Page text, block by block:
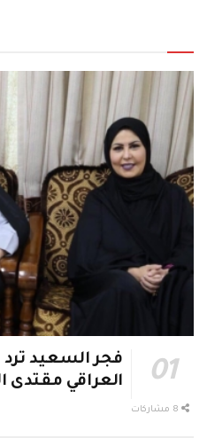
فجر السعيد
العراقي مقتدى